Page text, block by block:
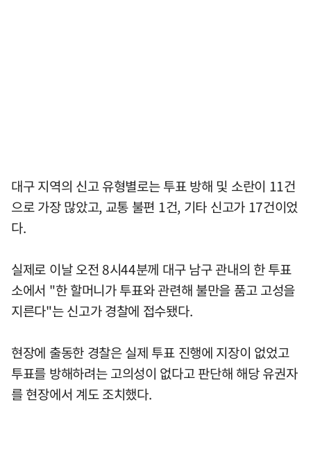
대구 지역의 신고 유형별로는 투표 방해 및 소란이 11건
으로 가장 많았고, 교통 불편 1건, 기타 신고가 17건이었
다.
실제로 이날 오전 8시44분께 대구 남구 관내의 한 투표
소에서 "한 할머니가 투표와 관련해 불만을 품고 고성을
지른다"는 신고가 경찰에 접수됐다.
현장에 출동한 경찰은 실제 투표 진행에 지장이 없었고
투표를 방해하려는 고의성이 없다고 판단해 해당 유권자
를 현장에서 계도 조치했다.